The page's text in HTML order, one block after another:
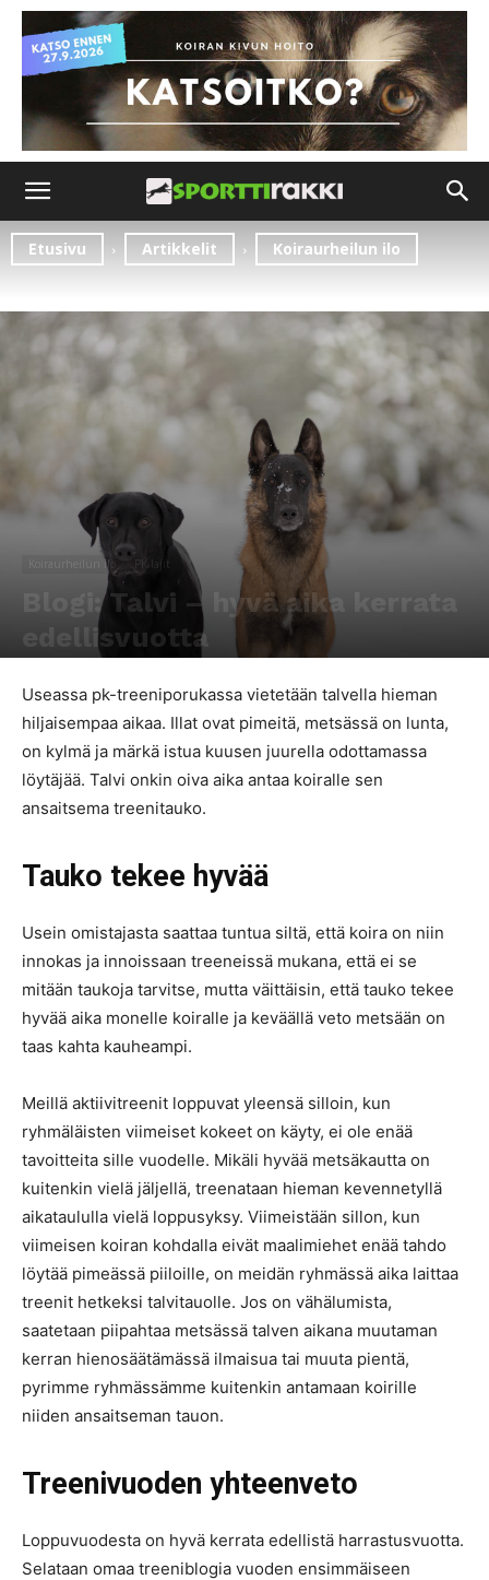
Etusivu Artikkelit Koiraurheilun ilo
Koiraurheilun ilo PK-lajit
Blogi: Talvi – hyvä aika kerrata
edellisvuotta
Useassa pk-treeniporukassa vietetään talvella hieman
hiljaisempaa aikaa. Illat ovat pimeitä, metsässä on lunta,
on kylmä ja märkä istua kuusen juurella odottamassa
löytäjää. Talvi onkin oiva aika antaa koiralle sen
ansaitsema treenitauko.
Tauko tekee hyvää
Usein omistajasta saattaa tuntua siltä, että koira on niin
innokas ja innoissaan treeneissä mukana, että ei se
mitään taukoja tarvitse, mutta väittäisin, että tauko tekee
hyvää aika monelle koiralle ja keväällä veto metsään on
taas kahta kauheampi.
Meillä aktiivitreenit loppuvat yleensä silloin, kun
ryhmäläisten viimeiset kokeet on käyty, ei ole enää
tavoitteita sille vuodelle. Mikäli hyvää metsäkautta on
kuitenkin vielä jäljellä, treenataan hieman kevennetyllä
aikataululla vielä loppusyksy. Viimeistään sillon, kun
viimeisen koiran kohdalla eivät maalimiehet enää tahdo
löytää pimeässä piiloille, on meidän ryhmässä aika laittaa
treenit hetkeksi talvitauolle. Jos on vähälumista,
saatetaan piipahtaa metsässä talven aikana muutaman
kerran hienosäätämässä ilmaisua tai muuta pientä,
pyrimme ryhmässämme kuitenkin antamaan koirille
niiden ansaitseman tauon.
Treenivuoden yhteenveto
Loppuvuodesta on hyvä kerrata edellistä harrastusvuotta.
Selataan omaa treeniblogia vuoden ensimmäiseen